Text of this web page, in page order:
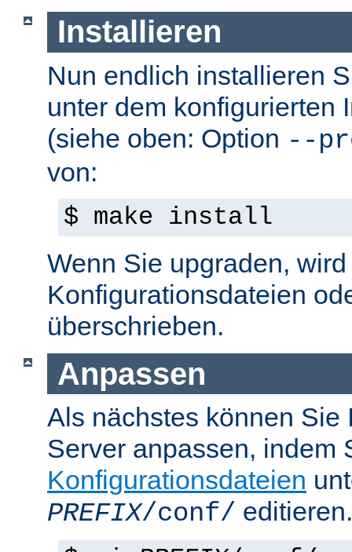
Installieren
Nun endlich installieren
unter dem konfigurierten
(siehe oben: Option --
von:
$ make install
Wenn Sie upgraden,
Konfigurationsdateien
überschrieben.
Anpassen
Als nächstes können Sie
Server anpassen, indem
Konfigurationsdateien
PREFIX/conf/ editieren.